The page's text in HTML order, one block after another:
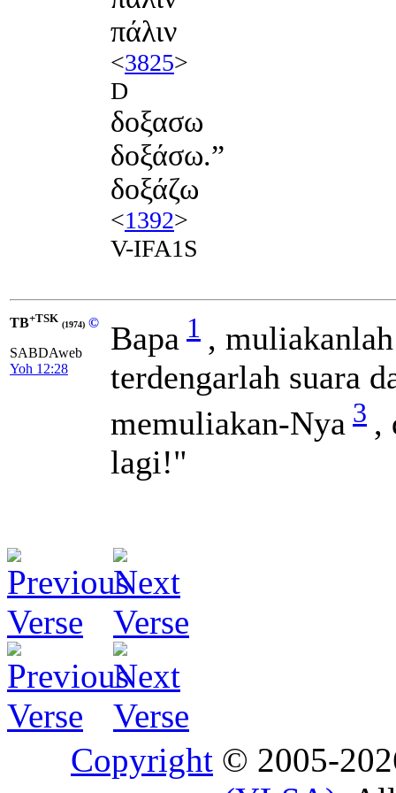
πάλιν
<3825>
D
δοξασω
δοξάσω.”
δοξάζω
<1392>
V-IFA1S
TB+TSK (1974) ©
SABDAweb
Yoh 12:28
Bapa 1 , muliakanlah
terdengarlah suara
memuliakan-Nya 3 ,
lagi!"
Copyright © 2005-